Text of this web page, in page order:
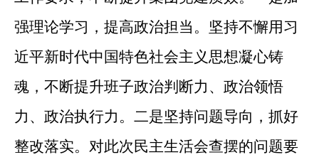
强理论学习，提高政治担当。坚持不懈用习
近平新时代中国特色社会主义思想凝心铸
魂，不断提升班子政治判断力、政治领悟
力、政治执行力。二是坚持问题导向，抓好
整改落实。对此次民主生活会查摆的问题要